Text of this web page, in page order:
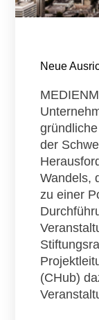
Neue
der
Wandels,
zu einer
(CHub)